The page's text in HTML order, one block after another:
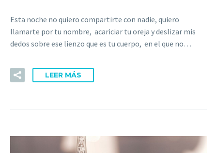
Esta noche no quiero compartirte con nadie, quiero
llamarte por tu nombre, acariciar tu oreja y deslizar mis
dedos sobre ese lienzo que es tu cuerpo, en el que no…
LEER MÁS